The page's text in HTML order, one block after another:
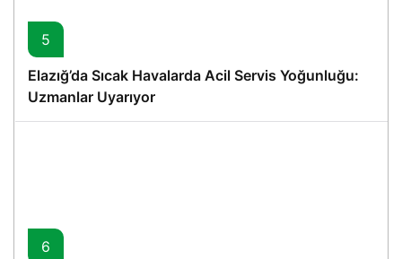
5
Elazığ’da Sıcak Havalarda Acil Servis Yoğunluğu:
Uzmanlar Uyarıyor
6